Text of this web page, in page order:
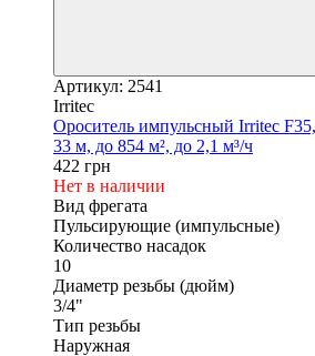
Артикул: 2541
Irritec
Ороситель импульсный Irritec
33 м, до 854 м², до 2,1 м³/ч
422 грн
Нет в наличии
Вид фрегата
Пульсирующие (импульсные)
Количество насадок
10
Диаметр резьбы (дюйм)
3/4"
Тип резьбы
Наружная